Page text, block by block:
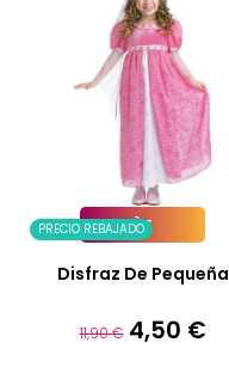
PRECIO REBAJADO
Añadir A La Cesta
Disfraz De Pequeña
Precio
11,90 € Precio
4,50 €